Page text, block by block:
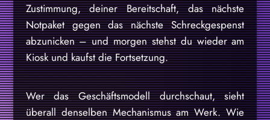
Zustimmung, deiner Bereitschaft, das nächste
Notpaket gegen das nächste Schreckgespenst
abzunicken – und morgen stehst du wieder am
Kiosk und kaufst die Fortsetzung.
Wer das Geschäftsmodell durchschaut, sieht
überall denselben Mechanismus am Werk. Wie